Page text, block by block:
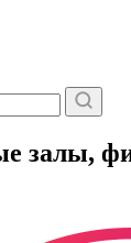
залы,